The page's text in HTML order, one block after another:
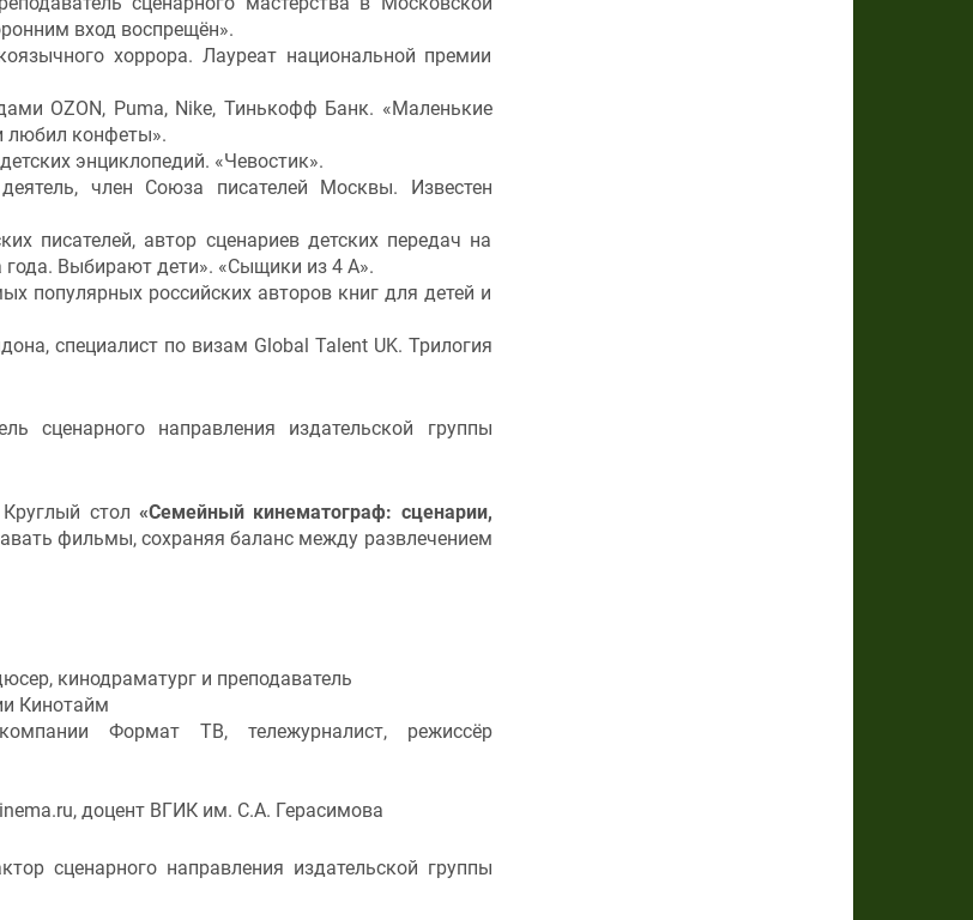
вход воспрещён».
хоррора. Лауреат национальной премии
OZON, Puma, Nike, Тинькофф Банк. «Маленькие
любил конфеты».
энциклопедий. «Чевостик».
член Союза писателей Москвы. Известен
писателей, автор сценариев детских передач на
года. Выбирают дети». «Сыщики из 4 А».
популярных российских авторов книг для детей и
специалист по визам Global Talent UK. Трилогия
сценарного направления издательской группы
стол «Семейный кинематограф: сценарии,
фильмы, сохраняя баланс между развлечением
кинодраматург и преподаватель
Кинотайм
Формат ТВ, тележурналист, режиссёр
доцент ВГИК им. С.А. Герасимова
сценарного направления издательской группы